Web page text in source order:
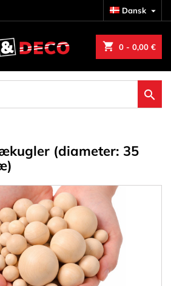
Dansk 
shopping_cart 0 - 0,00 €

(diameter: 35